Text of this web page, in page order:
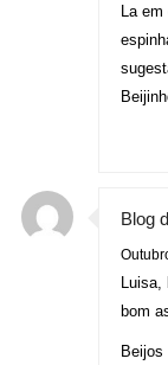
La
Blog
Luisa,
bom
Beijos